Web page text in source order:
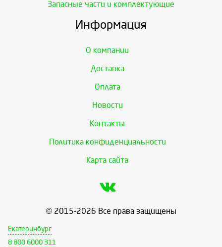
Запасные части и комплектующие
Информация
О компании
Доставка
Оплата
Новости
Контакты
Политика конфиденциальности
Карта сайта
© 2015-2026 Все права защищены
Екатеринбург
8 800 6000 311